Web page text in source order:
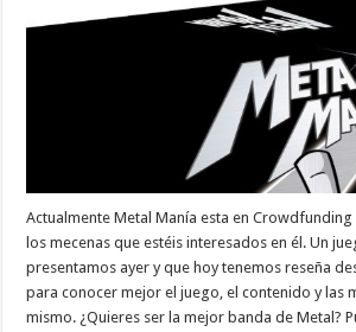
Actualmente Metal Manía esta en
los mecenas que estéis interesados en él. Un
presentamos ayer y que hoy tenemos reseña
para conocer mejor el juego, el contenido y las
mismo. ¿Quieres ser la mejor banda de Metal?